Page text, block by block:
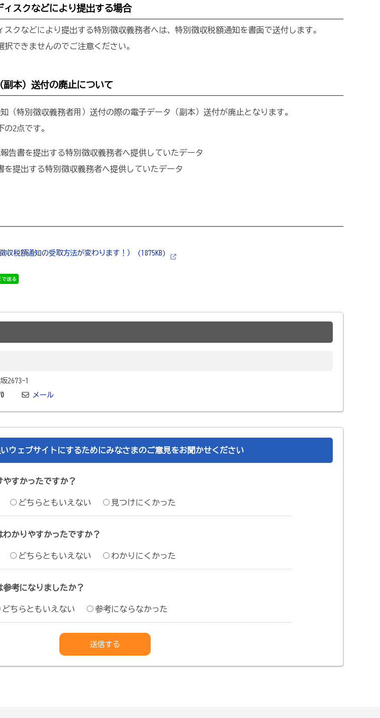
スクなどにより提出する場合
クなどにより提出する特別徴収義務者へは、特別徴収税額通知を書面で送付します。
できませんのでご注意ください。
本）送付の廃止について
（特別徴収義務者用）送付の際の電子データ（副本）送付が廃止となります。
2点です。
告書を提出する特別徴収義務者へ提供していたデータ
を提出する特別徴収義務者へ提供していたデータ
収税額通知の受取方法が変わります！） (1875KB)
2673-1
メール
ウェブサイトにするためにみなさまのご意見をお聞かせください
すかったですか？
どちらともいえない 見つけにくかった
かりやすかったですか？
どちらともいえない わかりにくかった
考になりましたか？
どちらともいえない 参考にならなかった